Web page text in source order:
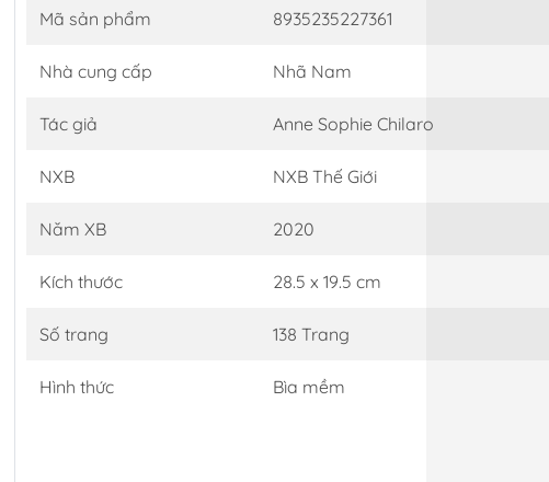
Mã sản phẩm 8935235227361
Nhà cung cấp Nhã Nam
Tác giả Anne Sophie Chilaro
NXB NXB Thế Giới
Năm XB 2020
Kích thước 28.5 x 19.5 cm
Số trang 138 Trang
Hình thức Bìa mềm